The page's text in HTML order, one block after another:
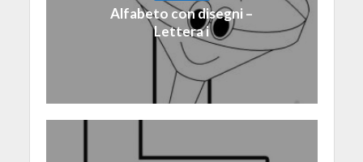
Alfabeto con disegni –
Lettera i